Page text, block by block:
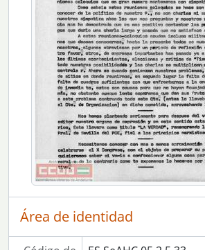
[UDS] 53 - Carta del Comité Central
[UDS] 54 - Comunicado de la Secretaría de Agitación y Propaganda del PCOE a los militantes del partido en la que le
[UDS] 55 - Carta de Manolo a Manolo en la que le da referencia
[UDS] 56 - Carta de Manolo a
[UDS] 57 - Carta del Secretario de Organización del Comité Central del PCOE al Comité de la Organización del PCOE en
[UDS] 58 - Copia de la carta del Comité Provincial de Sevilla del PCOE al Presidente de la Junta de Andalucía en
[UDS] 59 - Circular nº 1 de la Comisión de Finanzas del Comité
[UDS] 60 - “Un provocador expulsado del partido”. Comunicado del Comité
[UDS] 61 - Carta del Comité Ejecutivo del PCOE a los militantes de la organización del Sena
[UDS] 62 - Carta del Comité Central del PCOE a todas las organizaciones del partido en la que se comunica
[UDS] 63 - Carta de José Pérez Jover a Enrique Líster en la que
[UDS] 65 - Carta de Luis Emilio Veintimilla al editor de Unidad
[UDS] 66 - Carta de Enrique Líster a los miembros del Comité
[UDS] 67 - Carta de Enrique Líster a los miembros del Comité Central en la que
Área de identidad